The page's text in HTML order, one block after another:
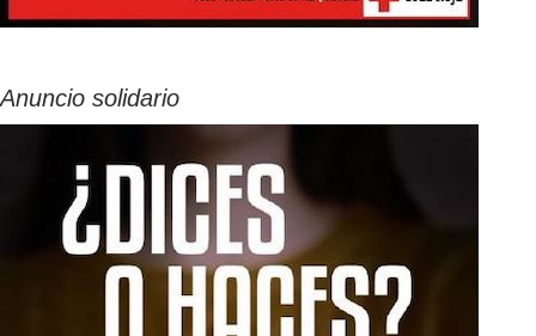
Anuncio solidario